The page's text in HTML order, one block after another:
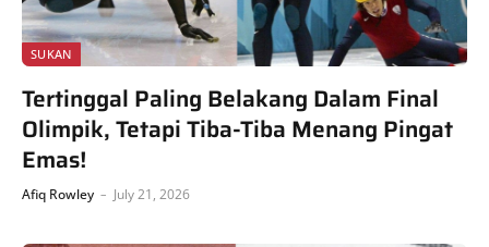
SUKAN
Tertinggal Paling Belakang Dalam Final
Olimpik, Tetapi Tiba-Tiba Menang Pingat
Emas!
Afiq Rowley July 21, 2026